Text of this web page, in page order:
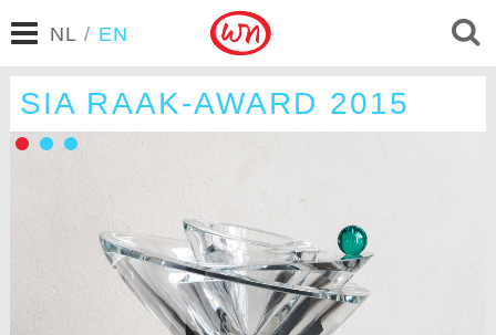
NL / EN
SIA RAAK-AWARD 2015